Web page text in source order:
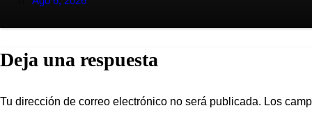
Deja una respuesta
Tu dirección de correo electrónico no será publicada. Los